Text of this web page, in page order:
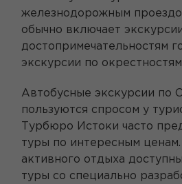
железнодорожным
обычно включает
достопримечательностям
экскурсии по
Автобусные экскурсии по
пользуются спросом у
Турбюро Истоки часто
туры по интересным
активного отдыха
туры со специально